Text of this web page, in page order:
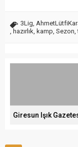
3Lig,
, hazırlık, kamp, Sezon,
Giresun Işık